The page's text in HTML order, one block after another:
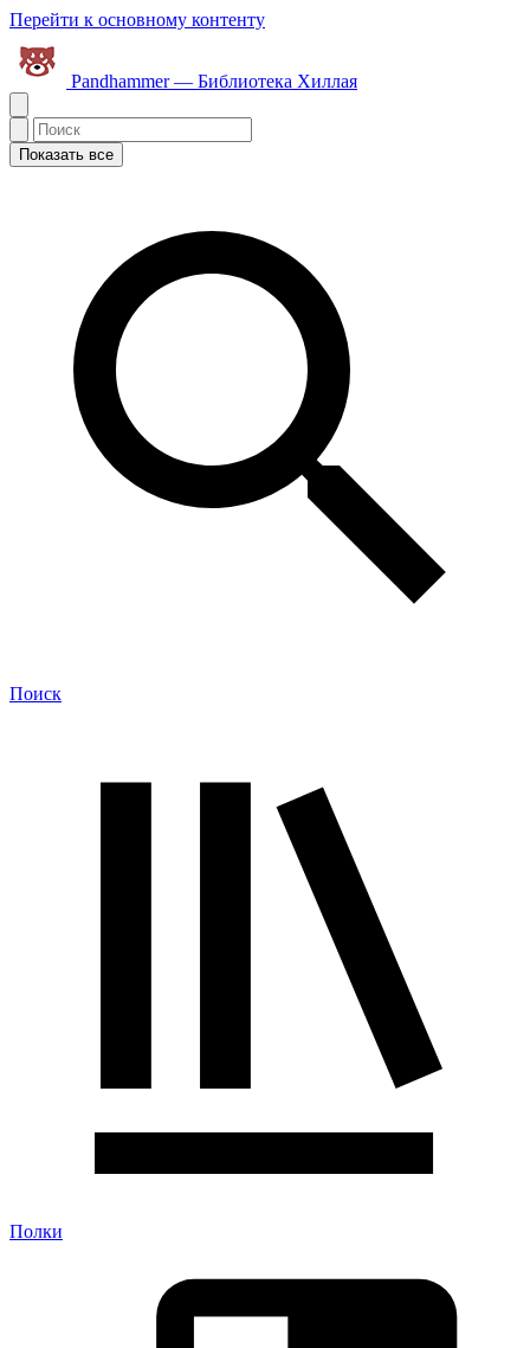
Перейти к основному контенту
Pandhammer — Библиотека Хиллая
Показать все
Поиск
Полки